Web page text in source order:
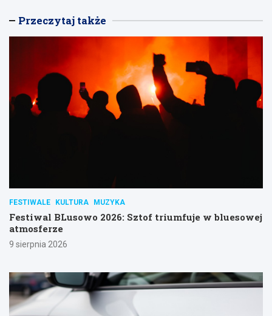
Przeczytaj także
FESTIWALE KULTURA MUZYKA
Festiwal BLusowo 2026: Sztof triumfuje w bluesowej
atmosferze
9 sierpnia 2026